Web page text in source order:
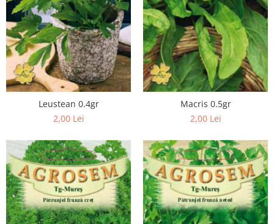
Substrat
Leustean 0.4gr
2,00 Lei
Macris 0.5gr
2,00 Lei